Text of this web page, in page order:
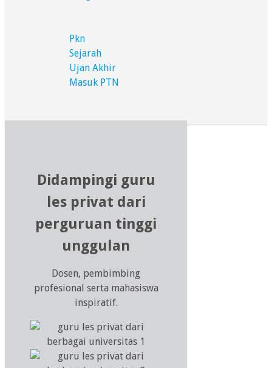
Pkn
Sejarah
Ujan Akhir
Masuk PTN
Didampingi guru
les privat dari
perguruan tinggi
unggulan
Dosen, pembimbing
profesional serta mahasiswa
inspiratif.